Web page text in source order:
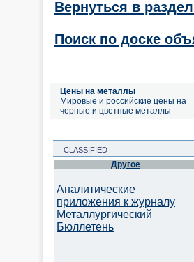
Вернуться в
Поиск по доске
Цены на металлы
Мировые и российские цены на
черные и цветные металлы
CLASSIFIED
Другое
Аналитические
приложения к журналу
Металлургический
Бюллетень